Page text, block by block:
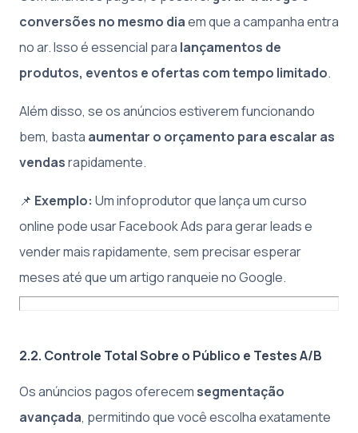
conversões no mesmo diaem que a campanha entra
no ar. Isso é essencial para lançamentos de
produtos, eventos e ofertas com tempo limitado.
Além disso, se os anúncios estiverem funcionando
bem, basta aumentar o orçamento para escalar as
vendasrapidamente.
📌 Exemplo: Um infoprodutor que lança um curso
online pode usar Facebook Ads para gerar leads e
vender mais rapidamente, sem precisar esperar
meses até que um artigo ranqueie no Google.
2.2. Controle Total Sobre o Público e Testes A/B
Os anúncios pagos oferecem segmentação
avançada, permitindo que você escolha exatamente